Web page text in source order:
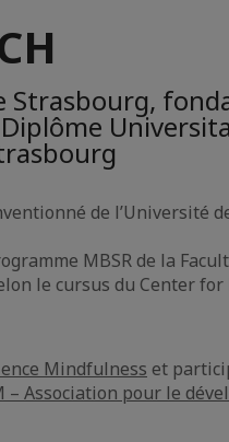
Strasbourg,
de l’Université
MBSR de la
le cursus du Center
Mindfulness et
– Association pour le